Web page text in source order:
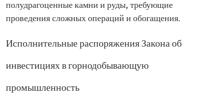
полудрагоценные камни и руды, требующие
проведения сложных операций и обогащения.
Исполнительные распоряжения Закона об
инвестициях в горнодобывающую
промышленность